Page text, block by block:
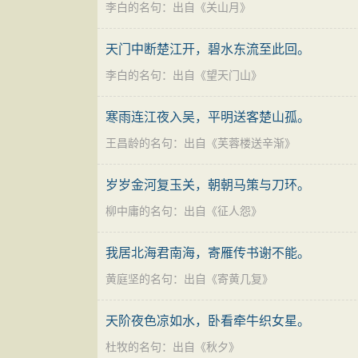
气能行于体内体外，故或写愁由心间转移
李白的名句：出自《关山月》
天门中断楚江开，碧水东流至此回。
李白的名句：出自《望天门山》
寒雨连江夜入吴，平明送客楚山孤。
王昌龄的名句：出自《芙蓉楼送辛渐》
岁岁金河复玉关，朝朝马策与刀环。
柳中庸的名句：出自《征人怨》
我居北海君南海，寄雁传书谢不能。
黄庭坚的名句：出自《寄黄几复》
天阶夜色凉如水，卧看牵牛织女星。
杜牧的名句：出自《秋夕》